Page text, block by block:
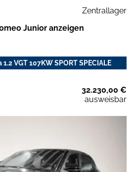
Zentrallager
Junior anzeigen
VGT 107KW SPORT SPECIALE
32.230,00 €
ausweisbar